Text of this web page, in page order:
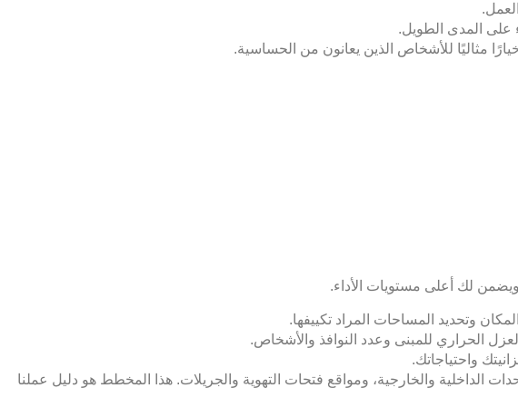
على المدى الطويل.
مثاليًا للأشخاص الذين يعانون من الحساسية.
لك أعلى مستويات الأداء.
وتحديد المساحات المراد تكييفها.
الحراري للمبنى وعدد النوافذ والأشخاص.
واحتياجاتك.
الداخلية والخارجية، ومواقع فتحات التهوية والجريلات. هذا المخطط هو دليل عملنا